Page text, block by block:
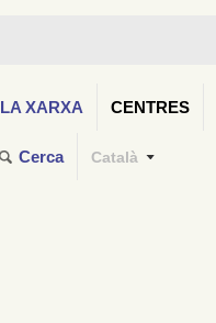
LA XARXA CENTRES
Cerca Català